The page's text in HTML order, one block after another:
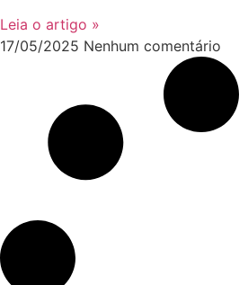
Leia o artigo »
17/05/2025 Nenhum comentário